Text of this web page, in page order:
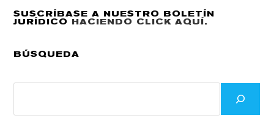
SUSCRÍBASE A NUESTRO BOLETÍN
JURÍDICO HACIENDO CLICK AQUÍ.
BÚSQUEDA